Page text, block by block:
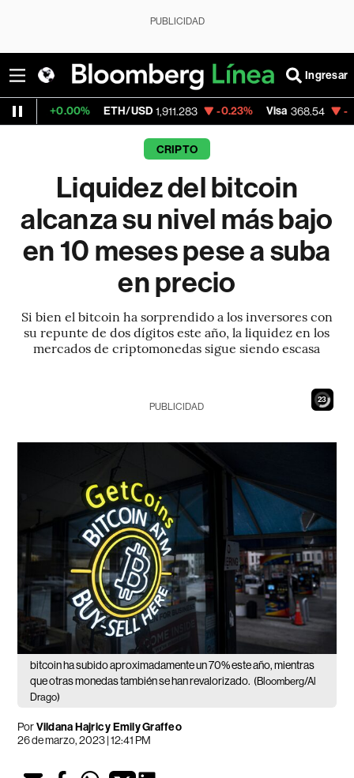
PUBLICIDAD
Ingresar
ETH/USD 1,911.283 -0.23% Visa 368.54 -0.28%
CRIPTO
Liquidez del bitcoin
alcanza su nivel más bajo
en 10 meses pese a suba
en precio
Si bien el bitcoin ha sorprendido a los inversores con
su repunte de dos dígitos este año, la liquidez en los
mercados de criptomonedas sigue siendo escasa
22
PUBLICIDAD
bitcoin ha subido aproximadamente un 70% este año, mientras
que otras monedas también se han revalorizado. (Bloomberg/Al
Drago)
PorVildana Hajric y Emily Graffeo
26 de marzo, 2023 | 12:41 PM